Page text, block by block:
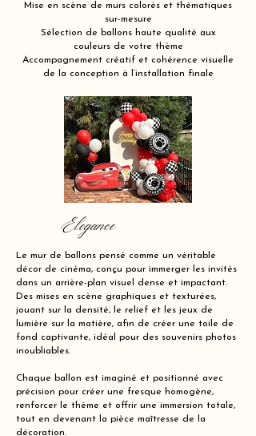
Mise en scène de murs colorés et thématiques
sur-mesure
Sélection de ballons haute qualité aux
couleurs de votre thème
Accompagnement créatif et cohérence visuelle
de la conception à l’installation finale
Elegance
Le mur de ballons pensé comme un véritable
décor de cinéma, conçu pour immerger les invités
dans un arrière-plan visuel dense et impactant.
Des mises en scène graphiques et texturées,
jouant sur la densité, le relief et les jeux de
lumière sur la matière, afin de créer une toile de
fond captivante, idéal pour des souvenirs photos
inoubliables.
Chaque ballon est imaginé et positionné avec
précision pour créer une fresque homogène,
renforcer le thème et offrir une immersion totale,
tout en devenant la pièce maîtresse de la
décoration.